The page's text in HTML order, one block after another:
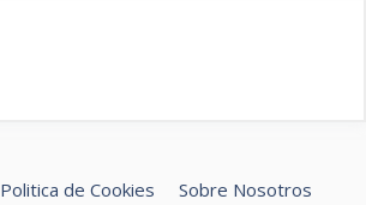
Politica de Cookies Sobre Nosotros